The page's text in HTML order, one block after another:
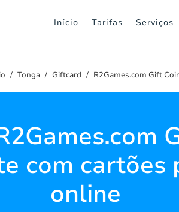
Início Tarifas Serviços
Tonga Giftcard R2Games.com Gift
com cartões
online